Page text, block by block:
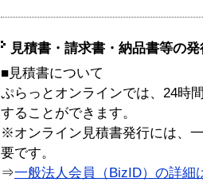
見積書・請求書・納品書等の
■見積書について
ぷらっとオンラインでは、24時
することができます。
※オンライン見積書発行には、
要です。
⇒一般法人会員（BizID）の詳細